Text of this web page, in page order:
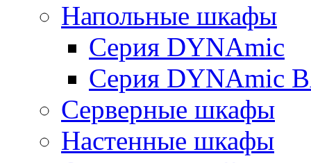
Напольные шкафы
Серия DYNAmic
Серия DYNAmic
Серверные шкафы
Настенные шкафы